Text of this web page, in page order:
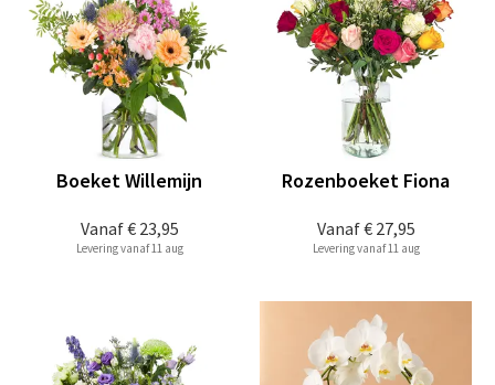
Vanaf€ 23,95
Boeket Willemijn
Levering vanaf 11 aug
Vanaf€ 27,95
Rozenboeket Fiona
Levering vanaf 11 aug